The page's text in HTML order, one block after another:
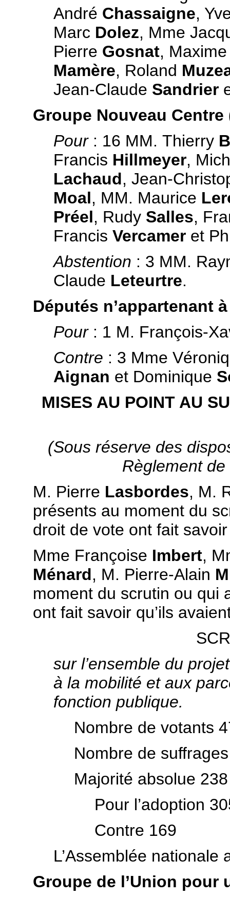
André Chassaigne,
Marc Dolez, Mme
Pierre Gosnat,
Mamère, Roland
Jean-Claude Sandrier
Groupe Nouveau Centre
Pour : 16 MM. Thierry
Francis Hillmeyer,
Lachaud, Jean-
Moal, MM. Maurice
Préel, Rudy Salles,
Francis Vercameret
Abstention : 3 MM.
Claude Leteurtre.
Députés n’appartenant
Pour : 1 M. François-
Contre : 3 Mme
Aignan et Dominique
MISES AU POINT AU
(Sous réserve des
Règlement de
M. Pierre Lasbordes, M.
présents au moment du
droit de vote ont fait
Mme Françoise Imbert,
Ménard, M. Pierre-Alain
moment du scrutin ou qui
ont fait savoir qu’ils
sur l’ensemble du
à la mobilité et aux
fonction publique.
Nombre de votants
Nombre de
Majorité absolue 238
Pour l’adoption
Contre 169
L’Assemblée nationale
Groupe de l’Union pour